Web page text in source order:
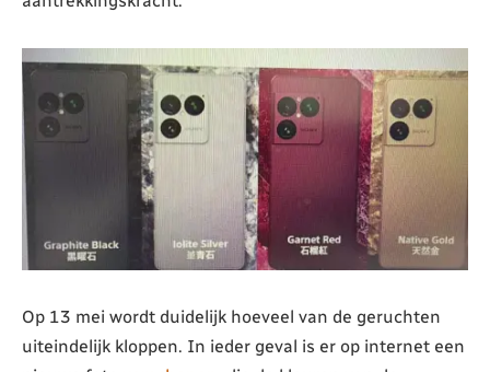
Op 13 mei wordt duidelijk hoeveel van de geruchten
uiteindelijk kloppen. In ieder geval is er op internet een